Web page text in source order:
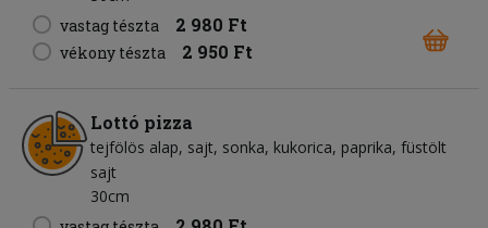
vastag tészta
2 980 Ft
vékony tészta 2 950 Ft
Lottó pizza
tejfölös alap sajt sonka kukorica paprika füstölt
sajt
30cm